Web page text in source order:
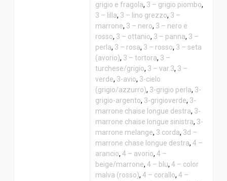
grigio e fragola, 3 – grigio piombo,
3 – lilla, 3 – lino grezzo, 3 –
marrone, 3 – nero, 3 – nero e
rosso, 3 – ottanio, 3 – panna, 3 –
perla, 3 – rosa, 3 – rosso, 3 – seta
(avorio), 3 – tortora, 3 –
turchese/grigio, 3 – var.3, 3 –
verde, 3-avio, 3-cielo
(grigio/azzurro), 3-grigio perla, 3-
grigio-argento, 3-grigioverde, 3-
marrone chaise longue destra, 3-
marrone chaise longue sinistra, 3-
marrone melange, 3.corda, 3d –
marrone chase longue destra, 4 –
arancio, 4 – avorio, 4 –
beige/marrone, 4 – blu, 4 – color
malva (rosso), 4 – corallo, 4 –